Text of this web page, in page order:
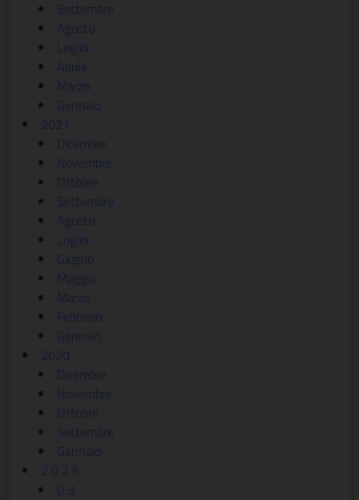
Settembre
Agosto
Luglio
Aprile
Marzo
Gennaio
2021
Dicembre
Novembre
Ottobre
Settembre
Agosto
Luglio
Giugno
Maggio
Marzo
Febbraio
Gennaio
2020
Dicembre
Novembre
Ottobre
Settembre
Gennaio
2 0 2 6
0 3